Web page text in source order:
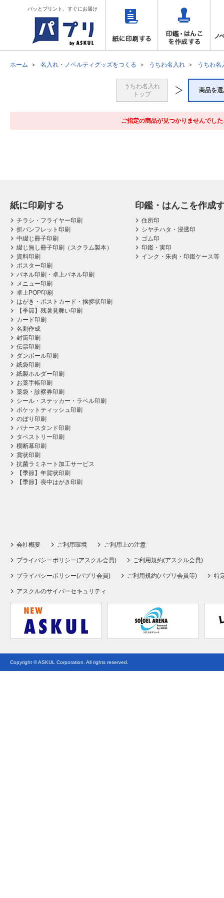
パッとプリント、すぐにお届け
ホーム 名入れ・ノベルティグッズをつくる うちわ名入れ うちわ名
うちわ名入れ
トップ
商品を
ご指定の商品が見つかりませんでし
紙に印刷する
チラシ・フライヤー印刷
折パンフレット印刷
中綴じ冊子印刷
綴じ無し冊子印刷（スクラム製本）
資料印刷
ポスター印刷
パネル印刷・卓上パネル印刷
メニュー印刷
卓上POP印刷
はがき・ポストカード・挨拶状印刷
【季節】残暑見舞い印刷
カード印刷
名刺作成
封筒印刷
伝票印刷
ダンボール印刷
紙袋印刷
紙製ホルダー印刷
お薬手帳印刷
薬袋・診察券印刷
シール・ステッカー・ラベル印刷
ポケットティッシュ印刷
のぼり印刷
バナースタンド印刷
タペストリー印刷
横断幕印刷
賞状印刷
抗菌ラミネート加工サービス
【季節】年賀状印刷
【季節】喪中はがき印刷
印鑑・はんこを作成
住所印
シヤチハタ・浸透印
ゴム印
印鑑・実印
インク・朱肉・印鑑ケース等
会社概要 ご利用環境 ご利用上の注意
プライバシーポリシー(アスクル会員) ご利用規約(アスクル会員)
プライバシーポリシー(パプリ会員) ご利用規約(パプリ会員等) 特
アスクルのサイバーセキュリティ
Copyright © ASKUL Corporation. All rights reserved.